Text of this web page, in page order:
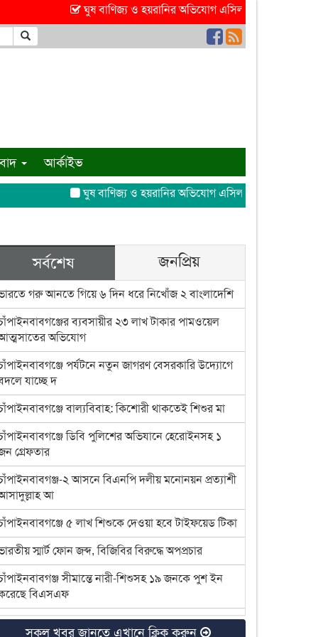
ঘুষ বাণিজ্য ও হয়রানির অভিযোগ এসিল্যান্ড আঞ্জুমানের বিরুদ্ধে
আর্কাইভ
ঘুষ বাণিজ্য ও হয়রানির অভিযোগ এসিল্যান্ড আঞ্জুমানের বিরুদ্ধে
সর্বশেষ জনপ্রিয়
গরু আনতে গিয়ে ৬ দিন ধরে নিখোঁজ ২ বাংলাদেশি
ব্যবসায়ীর ২৩ লাখ টাকার পামওয়েল
অভিযোগ
পর্যটনে নতুন জাগরণ বেসরকারি উদ্যোগে
যাচ্ছে দ
বাল্যবিবাহ: কিশোরী থাকতেই শিশুর মা
ডিবি পুলিশের অভিযানে হেরোইনসহ ১
গ্রেফতার
২ আসনে বিএনপি দলীয় মনোনয়ন প্রত্যাশী
আ
৫ লাখ শিশুকে দেওয়া হবে টাইফয়েড টিকা
স্মার্ট ফোন জব্দ, বিজিবির বিরুদ্ধে অপপ্রচার
সীমান্তে নারী-শিশুসহ ১৯ জনকে পুশ ইন
বিএসএফ
বছরেও উদ্ধার হয়নি অস্ত্র-গুলি
সকল খবর জানতে এখানে ক্লিক করুন